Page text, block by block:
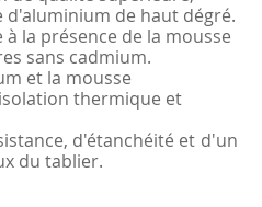
d'aluminium de haut dégré.
la présence de la mousse
sans cadmium.
et la mousse
thermique et
d'étanchéité et d'un
du tablier.